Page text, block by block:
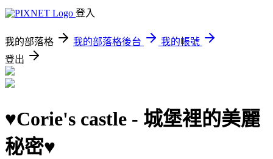
登入
我的部落格 我的部落格後台
我的帳號
登出
♥Corie's castle - 城堡裡的美麗
秘密♥